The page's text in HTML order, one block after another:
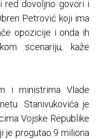
red dovoljno govori i
Petrović koji ima
opozicije i onda ih
scenariju, kaže
i ministrima Vlade
Stanivukovića je
Vojske Republike
je progutao 9 miliona